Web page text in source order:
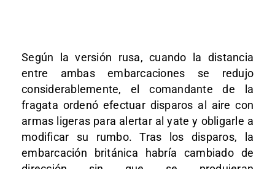
Según la versión rusa, cuando la distancia
entre ambas embarcaciones se redujo
considerablemente, el comandante de la
fragata ordenó efectuar disparos al aire con
armas ligeras para alertar al yate y obligarle a
modificar su rumbo. Tras los disparos, la
embarcación británica habría cambiado de